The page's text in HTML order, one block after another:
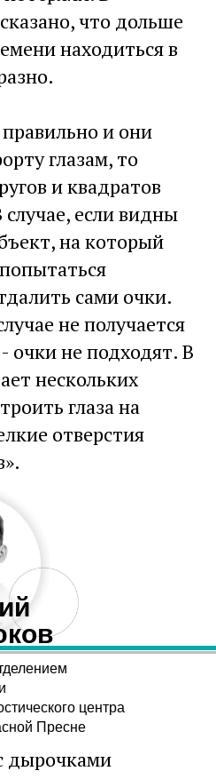
что дольше
находиться в
и они
глазам, то
и квадратов
если видны
на который
сами очки.
не получается
очки не подходят. В
нескольких
глаза на
отверстия
центра
Пресне
дырочками